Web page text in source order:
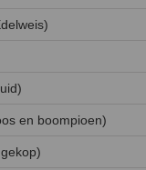
en boompioen)